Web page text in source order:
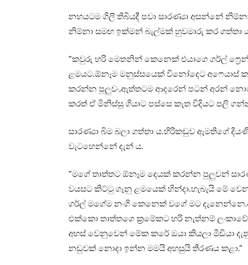
නහයටම ගිලී තිබියදී පවා සාරණ්‍යා අසන්නේ
නිම්නා සමඟ ඉක්මන් බැල්මක් හුවමාරු කර ගත්තා
“කවුරු හරි මෙතනින් කෙනෙක් එයාගෙ ගර්ල්
ළමයට.ඕනෑම මනුස්සයෙක් විනෝදෙට අෆෙයාස්
කරන්න පුලුවං,ඇත්තටම ආදරෙන් පටන් අරන්
කරත් ඒ මිනිස්සු ගියාට පස්සෙ කැත විදියට පලි
සාරණ්‍යා බිම බලා ගත්තා ය.හිරිකඩුව ඇමතිගේ
වැටහෙන්නේ දැන් ය.
“මගේ තාත්තට ඕනෑම දෙයක් කරන්න පුලුවන්
වයසට කිට්ටු ගෑනු ළමයෙක් හින්දා.හැබැයි මේ
ගර්ල් මගේම නංගි කෙනෙක් වගේ මට
එක්කො තාත්තගෙ ක්‍රමේකට හරි නැත්නම්
අහස් වෙනුවෙන් මේක කරේ ඔයා කියලා මීඩියා
නඩුවක් නොදා ඉන්න මමයි අහසුයි තීරණය කළා.”